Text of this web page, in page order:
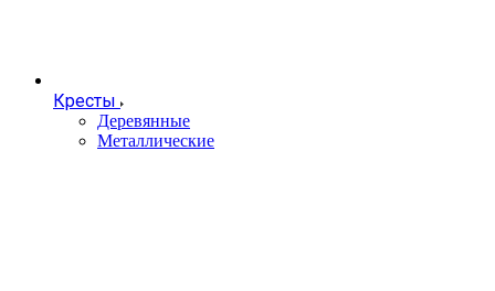
Кресты
Деревянные
Металлические